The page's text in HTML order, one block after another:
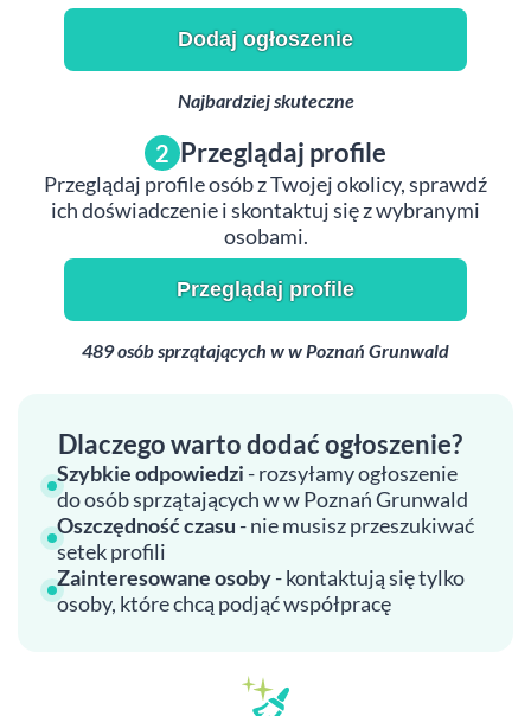
Dodaj ogłoszenie
Najbardziej skuteczne
2 Przeglądaj profile
Przeglądaj profile osób z Twojej okolicy, sprawdź
ich doświadczenie i skontaktuj się z wybranymi
osobami.
Przeglądaj profile
489 osób sprzątających w w Poznań Grunwald
Dlaczego warto dodać ogłoszenie?
Szybkie odpowiedzi - rozsyłamy ogłoszenie
do osób sprzątających w w Poznań Grunwald
Oszczędność czasu - nie musisz przeszukiwać
setek profili
Zainteresowane osoby- kontaktują się tylko
osoby, które chcą podjąć współpracę